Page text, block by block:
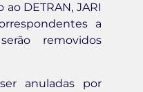
DETRAN, JARI
a
removidos
anuladas por